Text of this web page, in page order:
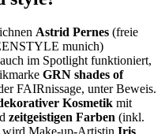
Astrid Pernes (freie
munich)
im Spotlight funktioniert,
GRN shades of
FAIRnissage, unter Beweis.
Kosmetik mit
zeitgeistigen Farben (inkl.